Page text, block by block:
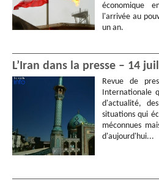
économique
l'arrivée au
un an.
L’Iran dans la presse – 14
Revue de
Internationale
d'actualité,
situations qui
méconnues
d'aujourd'hui...